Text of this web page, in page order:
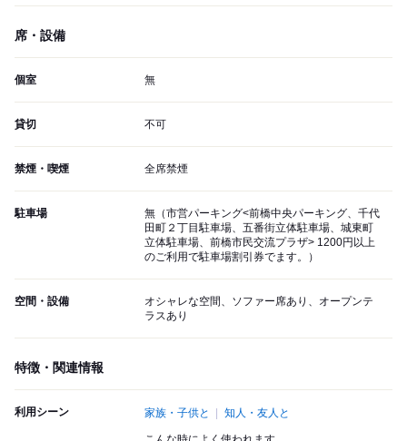
席・設備
個室 無
貸切 不可
禁煙・喫煙 全席禁煙
駐車場
無（市営パーキング<前橋中央パーキング、千代
田町２丁目駐車場、五番街立体駐車場、城東町
立体駐車場、前橋市民交流プラザ> 1200円以上
のご利用で駐車場割引券でます。）
空間・設備
オシャレな空間、ソファー席あり、オープンテ
ラスあり
特徴・関連情報
利用シーン 家族・子供と 知人・友人と